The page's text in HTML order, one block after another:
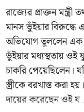
রাজ্যের প্রাক্তন
মানস ভুঁইয়ারবিরুদ্ধে
অভিযোগ তুললেন
ভুঁইয়ার মধ্যস্থতায় ওই
চাকরি পেয়েছিলেন।
স্ত্রীকে বরখাস্ত করা
দায়ের করেছেন ওই য